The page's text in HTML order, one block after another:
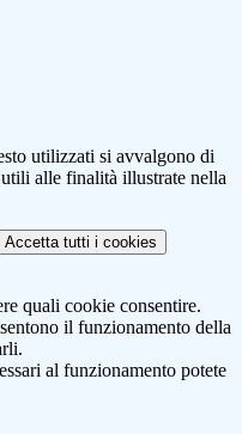
utilizzati si avvalgono di
alle finalità illustrate nella
Accetta tutti i cookies
quali cookie consentire.
il funzionamento della
al funzionamento potete